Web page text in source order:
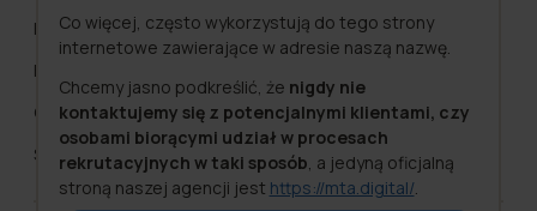
Kariera
Klienci
Case Studies
Strefa wiedzy
Co więcej, często wykorzystują do tego strony
internetowe zawierające w adresie naszą nazwę.
Chcemy jasno podkreślić, że nigdy nie
kontaktujemy się z potencjalnymi klientami, czy
osobami biorącymi udział w procesach
rekrutacyjnych w taki sposób , a jedyną oficjalną
stroną naszej agencji jest https://mta.digital/.